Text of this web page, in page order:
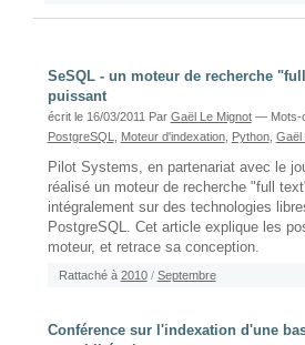
SeSQL - un moteur de recherche
puissant
écrit le 16/03/2011 Par Gaël Le Mignot — Mots-
PostgreSQL
Moteur d'indexation, Python, Gaël
Pilot Systems, en partenariat avec le
réalisé un moteur de recherche "full
intégralement sur des technologies
PostgreSQL. Cet article explique les
moteur, et retrace sa conception.
Rattaché à 2010 / Septembre
Conférence sur l'indexation d'une